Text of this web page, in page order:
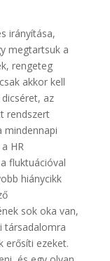
irányítása,
megtartsuk a
rengeteg
akkor kell
az
rendszert
mindennapi
HR
fluktuációval
hiánycikk
sok oka van,
társadalomra
erősíti ezeket.